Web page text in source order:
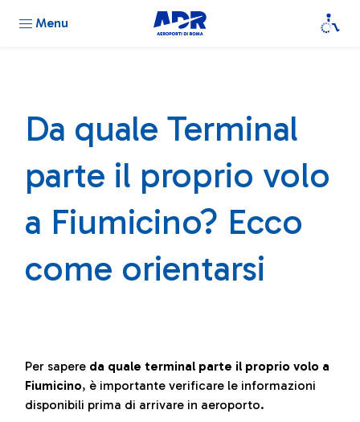
Menu
Da quale Terminal
parte il proprio volo
a Fiumicino? Ecco
come orientarsi
Per sapere da quale terminal parte il proprio volo a
Fiumicino, è importante verificare le informazioni
disponibili prima di arrivare in aeroporto.